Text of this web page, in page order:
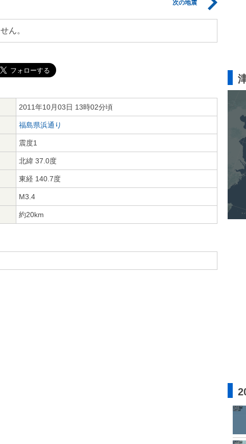
次の地震
ん。
2011年10月03日 13時02分頃
福島県浜通り
震度1
北緯 37.0度
東経 140.7度
M3.4
約20km